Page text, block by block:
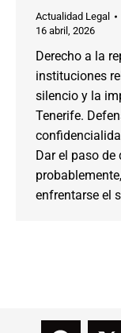
Actualidad Legal
16 abril, 2026
Derecho a la
instituciones
silencio y la
Tenerife.
Dar el paso de
enfrentarse el